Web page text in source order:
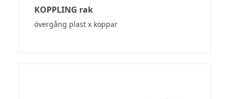
KOPPLING rak
övergång plast x koppar